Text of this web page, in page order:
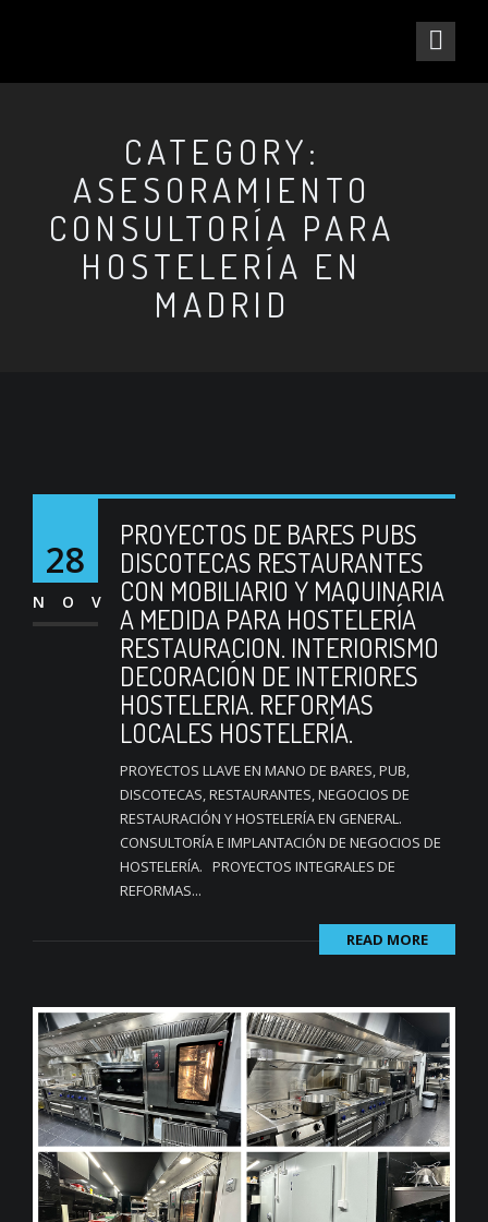
CATEGORY:
ASESORAMIENTO
CONSULTORÍA PARA
HOSTELERÍA EN
MADRID
28
NOV
PROYECTOS DE BARES PUBS
DISCOTECAS RESTAURANTES
CON MOBILIARIO Y MAQUINARIA
A MEDIDA PARA HOSTELERÍA
RESTAURACION. INTERIORISMO
DECORACIÓN DE INTERIORES
HOSTELERIA. REFORMAS
LOCALES HOSTELERÍA.
PROYECTOS LLAVE EN MANO DE BARES, PUB,
DISCOTECAS, RESTAURANTES, NEGOCIOS DE
RESTAURACIÓN Y HOSTELERÍA EN GENERAL.
CONSULTORÍA E IMPLANTACIÓN DE NEGOCIOS DE
HOSTELERÍA. PROYECTOS INTEGRALES DE
REFORMAS...
READ MORE